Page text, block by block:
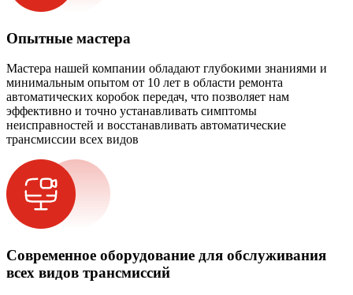
Опытные мастера
Мастера нашей компании обладают глубокими знаниями и
минимальным опытом от 10 лет в области ремонта
автоматических коробок передач, что позволяет нам
эффективно и точно устанавливать симптомы
неисправностей и восстанавливать автоматические
трансмиссии всех видов
Современное оборудование для обслуживания
всех видов трансмиссий